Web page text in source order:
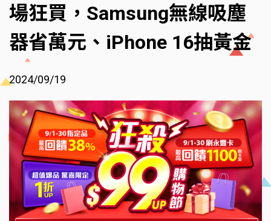
場狂買，Samsung無線吸塵
器省萬元、iPhone 16抽黃金
2024/09/19